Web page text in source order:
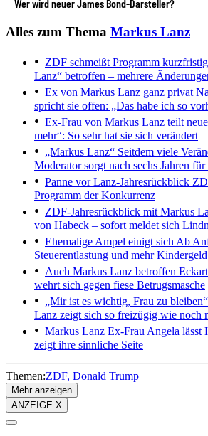
Wer wird neuer James Bond-Darsteller?
Alles zum Thema Markus Lanz
ZDF schmeißt Programm
Lanz“ betroffen – mehrere
Ex von Markus Lanz ganz privat
spricht sie offen: „Das habe ich so
Ex-Frau von Markus Lanz teilt
mehr“: So sehr hat sie sich verändert
„Markus Lanz“ Seitdem viele
Moderator sorgt nach sechs Jahren
Panne vor Lanz-Jahresrückblick
Programm der Konkurrenz
ZDF-Jahresrückblick mit Markus
von Habeck – sofort meldet sich
Ehemalige Ampel einigt sich Ab
Steuerentlastung und mehr Kindergeld
Auch Markus Lanz betroffen
wehrt sich gegen fiese Betrugsmasche
„Mir ist es wichtig, Frau zu bleiben“
Lanz zeigt sich so freizügig wie noch
Markus Lanz Ex-Frau Angela lässt
zeigt ihre sinnliche Seite
Themen:ZDF Donald Trump
Mehr anzeigen
ANZEIGE X